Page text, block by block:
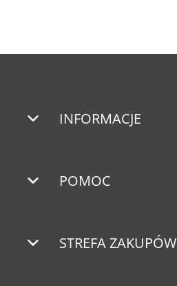
INFORMACJE
POMOC
STREFA ZAKUPÓW